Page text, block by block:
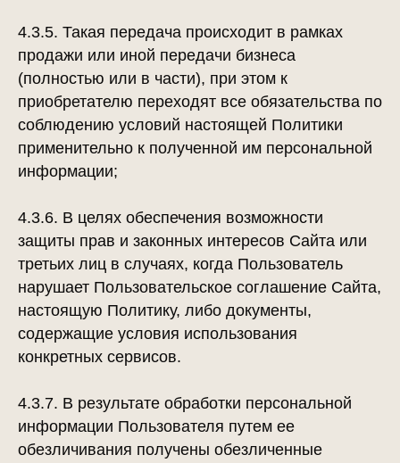
4.3.5. Такая передача происходит в рамках
продажи или иной передачи бизнеса
(полностью или в части), при этом к
приобретателю переходят все обязательства по
соблюдению условий настоящей Политики
применительно к полученной им персональной
информации;
4.3.6. В целях обеспечения возможности
защиты прав и законных интересов Сайта или
третьих лиц в случаях, когда Пользователь
нарушает Пользовательское соглашение Сайта,
настоящую Политику, либо документы,
содержащие условия использования
конкретных сервисов.
4.3.7. В результате обработки персональной
информации Пользователя путем ее
обезличивания получены обезличенные